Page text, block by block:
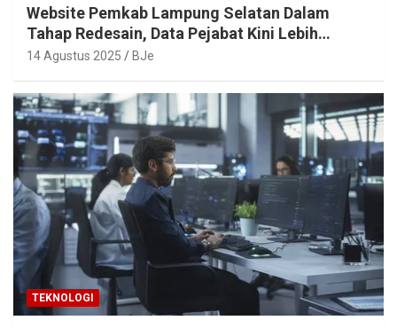
Website Pemkab Lampung Selatan Dalam
Tahap Redesain, Data Pejabat Kini Lebih
Mudah Diakses
14 Agustus 2025 BJe
TEKNOLOGI